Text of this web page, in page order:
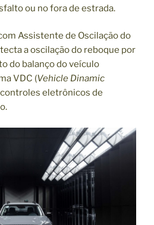
ou no fora de estrada.
Assistente de Oscilação do
a oscilação do reboque por
do balanço do veículo
VDC (Vehicle Dinamic
controles eletrônicos de